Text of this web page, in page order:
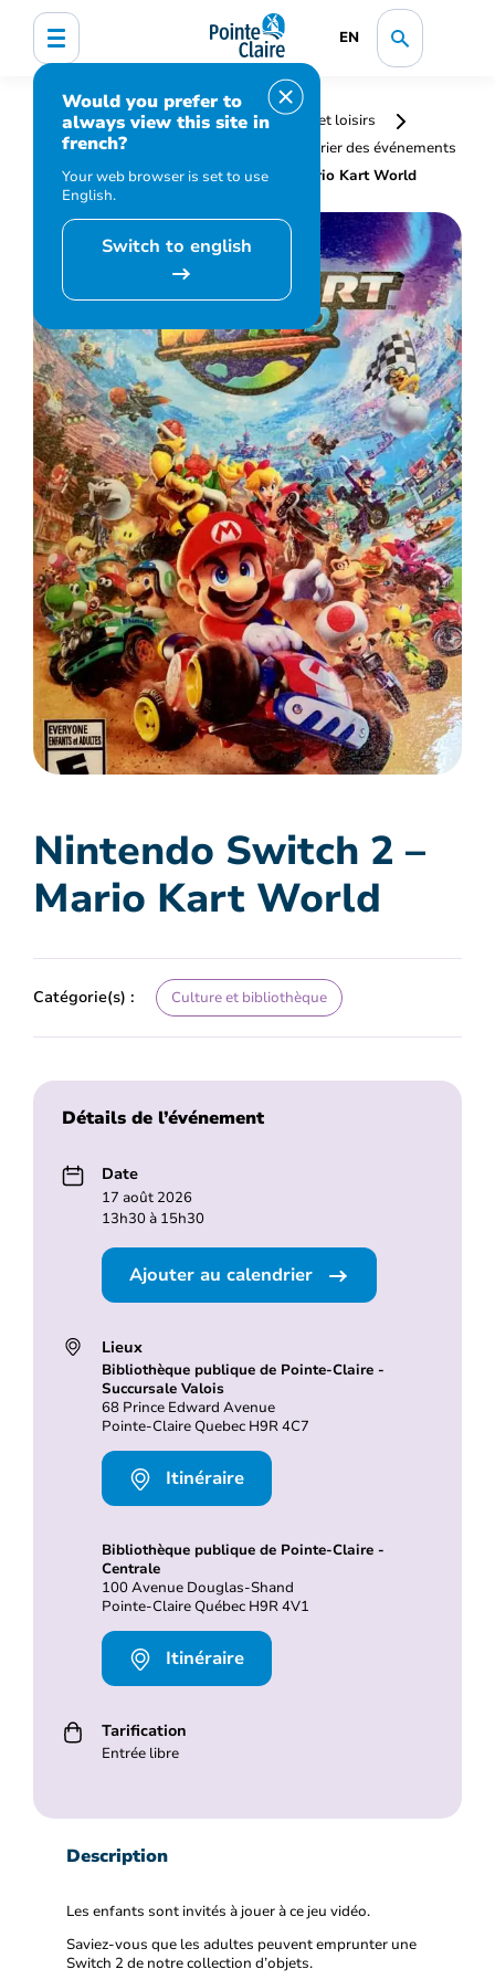
EN
Would you prefer to
always view this site in
french?
Your web browser is set to use
English.
Switch to english
Accueil
Bibliothèque, culture, sports et loisirs
Programmation et inscription
Calendrier des événements
et activités
Nintendo Switch 2 – Mario Kart World
Nintendo Switch 2 –
Mario Kart World
Catégorie(s) : Culture et bibliothèque
Détails de l’événement
Date
17 août 2026
13h30 à 15h30
Ajouter au calendrier
Lieux
Bibliothèque publique de Pointe-Claire -
Succursale Valois
68 Prince Edward Avenue
Pointe-Claire Quebec H9R 4C7
Itinéraire
Bibliothèque publique de Pointe-Claire -
Centrale
100 Avenue Douglas-Shand
Pointe-Claire Québec H9R 4V1
Itinéraire
Tarification
Entrée libre
Description
Les enfants sont invités à jouer à ce jeu vidéo.
Saviez-vous que les adultes peuvent emprunter une
Switch 2 de notre collection d’objets.